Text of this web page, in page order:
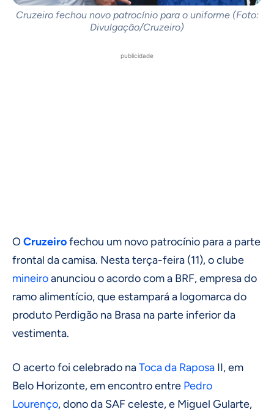
Cruzeiro fechou novo patrocínio para o uniforme (Foto:
Divulgação/Cruzeiro)
publicidade
OCruzeirofechou um novo patrocínio para a parte
frontal da camisa. Nesta terça-feira (11), o clube
mineiroanunciou o acordo com a BRF, empresa do
ramo alimentício, que estampará a logomarca do
produto Perdigão na Brasa na parte inferior da
vestimenta.
O acerto foi celebrado naToca da Raposa II, em
Belo Horizonte, em encontro entre Pedro
Lourenço, dono da SAF celeste, e Miguel Gularte,